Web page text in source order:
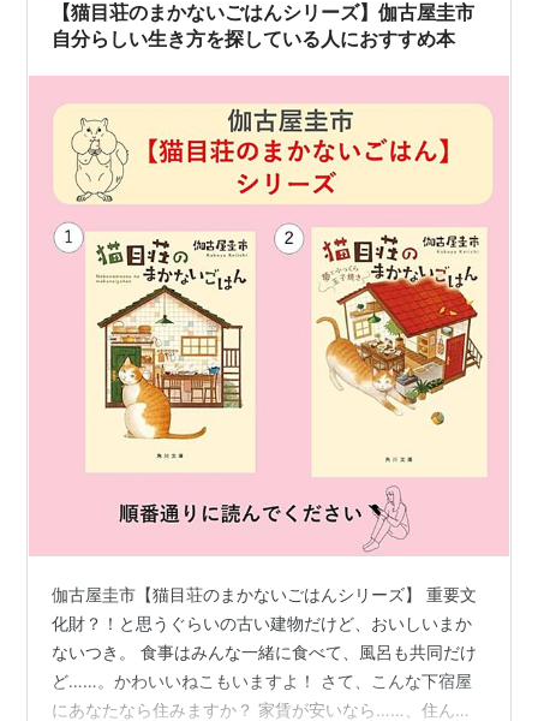
【猫目荘のまかないごはんシリーズ】伽古屋圭市
自分らしい生き方を探している人におすすめ本
伽古屋圭市【猫目荘のまかないごはんシリーズ】 重要文
化財？！と思うぐらいの古い建物だけど、おいしいまか
ないつき。 食事はみんな一緒に食べて、風呂も共同だけ
ど……。かわいいねこもいますよ！ さて、こんな下宿屋
にあなたなら住みますか？ 家賃が安いなら……、住んで